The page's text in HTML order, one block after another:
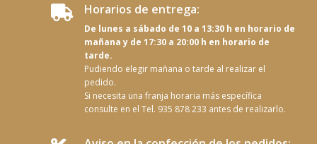
 Horarios de entrega:
De lunes a sábado de 10 a 13:30 h en horario de
mañana y de 17:30 a 20:00 h en horario de
tarde.
Pudiendo elegir mañana o tarde al realizar el
pedido.
Si necesita una franja horaria más específica
consulte en el Tel. 935 878 233 antes de realizarlo.